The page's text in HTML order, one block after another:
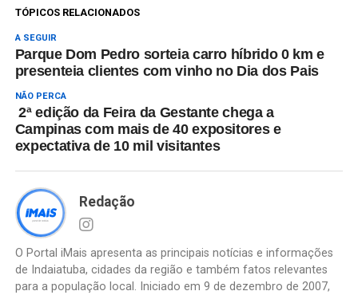
TÓPICOS RELACIONADOS
A SEGUIR
Parque Dom Pedro sorteia carro híbrido 0 km e
presenteia clientes com vinho no Dia dos Pais
NÃO PERCA
2ª edição da Feira da Gestante chega a
Campinas com mais de 40 expositores e
expectativa de 10 mil visitantes
Redação
O Portal iMais apresenta as principais notícias e informações
de Indaiatuba, cidades da região e também fatos relevantes
para a população local. Iniciado em 9 de dezembro de 2007,